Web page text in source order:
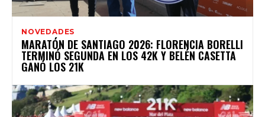
NOVEDADES
MARATÓN DE SANTIAGO 2026: FLORENCIA BORELLI
TERMINÓ SEGUNDA EN LOS 42K Y BELÉN CASETTA
GANÓ LOS 21K